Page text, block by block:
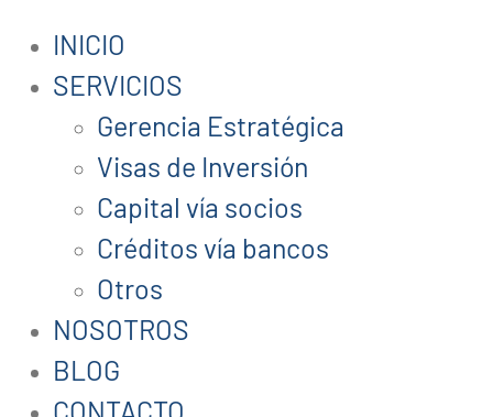
INICIO
SERVICIOS
Gerencia Estratégica
Visas de Inversión
Capital vía socios
Créditos vía bancos
Otros
NOSOTROS
BLOG